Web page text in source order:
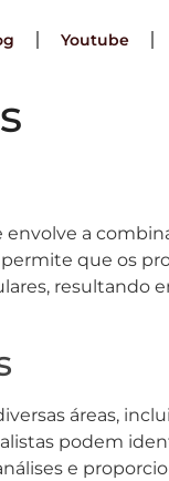
Youtube
a
que os
resultando
áreas,
podem
e